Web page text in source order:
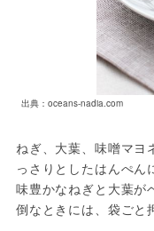
出典：oceans-nadia.com
ねぎ、大葉、味噌マヨ
っさりとしたはんぺ
味豊かなねぎと大葉が
倒なときには、袋ごと